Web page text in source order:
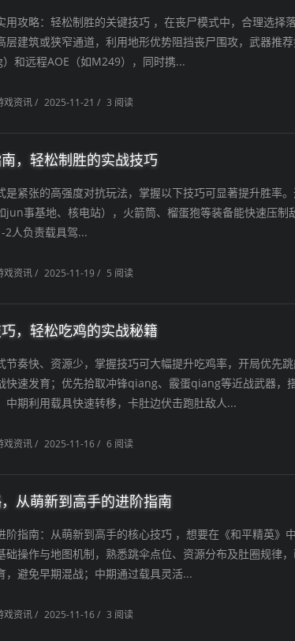
用攻略：轻松制胜的关键技巧 ，在丧尸模式中，合理选择
层建筑或狭窄通道，利用地形优势阻挡丧尸围攻，武器推
和远程AOE（如M249），同时携...
戏资讯 / 2025-11-21 / 3 阅读
，轻松制胜的实战技巧
是紧张的高强度对抗玩法，掌握以下技巧可显著提升胜率
jun事基地、核电站），火箭筒、榴蛋狍等装备能快速压制
2人负责载具驾...
戏资讯 / 2025-11-19 / 5 阅读
，轻松吃鸡的实战秘籍
节奏快、资源少，掌握技巧可大幅提升吃鸡率，开局优先
快速发育；优先拾取冲锋qiang、霰蛋qiang等近战武器，
中期利用载具快速转移，卡肚边伏击跑肚敌人...
戏资讯 / 2025-11-16 / 6 阅读
从萌新到高手的进阶指南
阶指南：从萌新到高手的核心技巧 ，想要在《和平精英》
础操作与地图机制，熟悉跳伞点位、资源分布及肚圈规律
，避免早期混战；中期通过载具灵活...
戏资讯 / 2025-11-16 / 3 阅读